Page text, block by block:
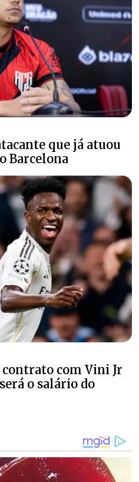
que já atuou
Barcelona
com Vini Jr
o salário do